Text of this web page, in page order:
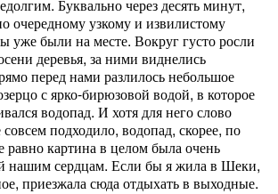
Буквально через десять минут,
очередному узкому и извилистому
уже были на месте. Вокруг густо росли
деревья, за ними виднелись
перед нами разлилось небольшое
с ярко-бирюзовой водой, в которое
водопад. И хотя для него слово
подходило, водопад, скорее, по
равно картина в целом была очень
нашим сердцам. Если бы я жила в Шеки,
приезжала сюда отдыхать в выходные.